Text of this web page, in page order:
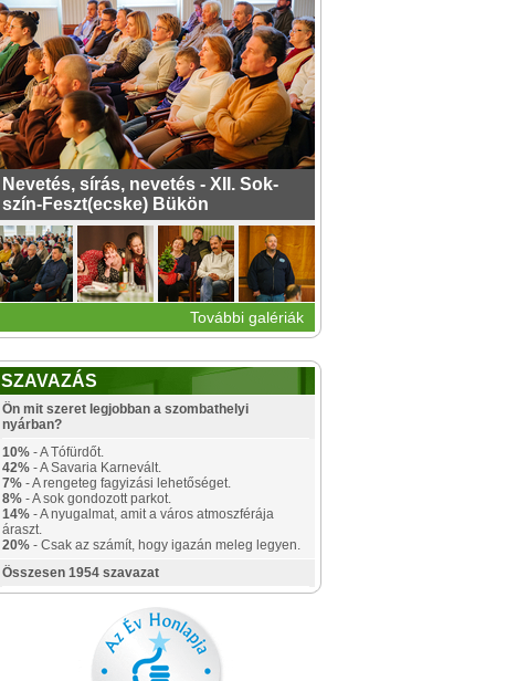
Nevetés, sírás, nevetés - XII. Sok-
szín-Feszt(ecske) Bükön
További galériák
SZAVAZÁS
Ön mit szeret legjobban a szombathelyi
nyárban?
10% - A Tófürdőt.
42% - A Savaria Karnevált.
7% - A rengeteg fagyizási lehetőséget.
8% - A sok gondozott parkot.
14% - A nyugalmat, amit a város atmoszférája
áraszt.
20% - Csak az számít, hogy igazán meleg legyen.
Összesen 1954 szavazat